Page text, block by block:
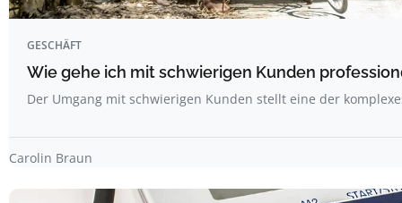
GESCHÄFT
Wie gehe ich mit schwierigen Kunden
Der Umgang mit schwierigen Kunden stellt eine der
Carolin Braun